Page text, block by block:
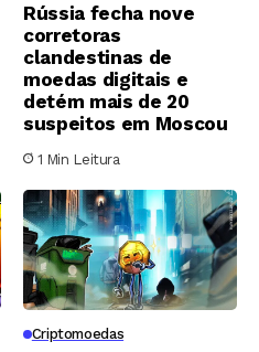
Rússia fecha nove
corretoras
clandestinas de
moedas digitais e
detém mais de 20
suspeitos em Moscou
1 Min Leitura
Criptomoedas